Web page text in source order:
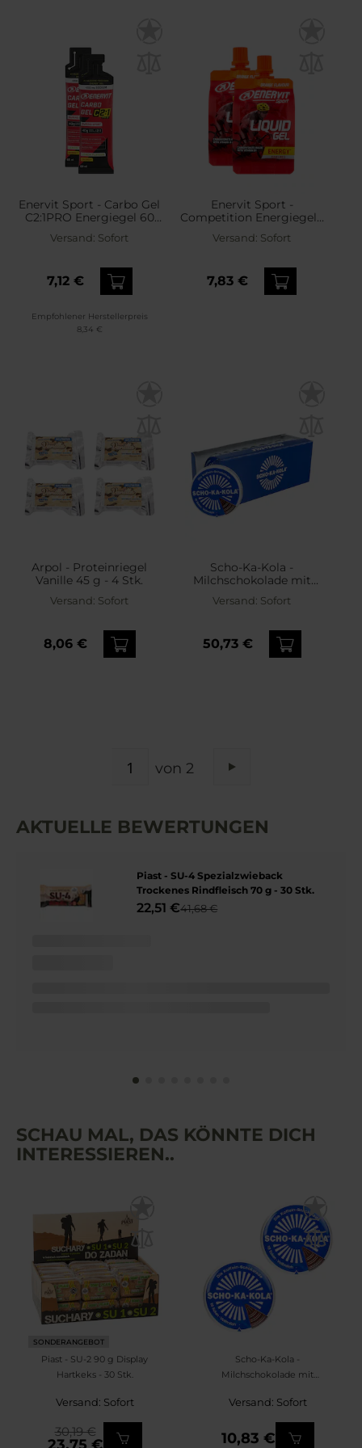
Enervit Sport - Carbo Gel
C2:1PRO Energiegel 60
ml Zitrone mit Natrium -
2 Stück
Versand: Sofort
7,12 €
Empfohlener Herstellerpreis
8,34 €
Enervit Sport -
Competition Energiegel -
Konzentrat 60 ml Orange
– 2 Stück
Versand: Sofort
7,83 €
Arpol - Proteinriegel
Vanille 45 g - 4 Stk.
Versand: Sofort
8,06 €
Scho-Ka-Kola -
Milchschokolade mit
Koffein - 10 Stk.
Versand: Sofort
50,73 €
von 2
AKTUELLE BEWERTUNGEN
Piast - SU-4 Spezialzwieback
Trockenes Rindfleisch 70 g - 30 Stk.
22,51 €41,68 €
SCHAU MAL, DAS KÖNNTE DICH
INTERESSIEREN..
SONDERANGEBOT
Piast - SU-2 90 g Display
Hartkeks - 30 Stk.
Versand: Sofort
30,19 €
Scho-Ka-Kola -
Milchschokolade mit
Versand: Sofort
10,83 €